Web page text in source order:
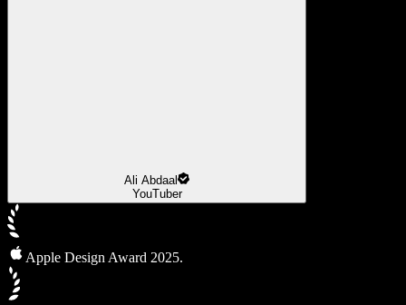
Ali Abdaal
YouTuber
Apple Design Award 2025.